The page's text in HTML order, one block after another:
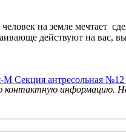
М Секция антресольная
на земле мечтает
действуют на вас,
информацию.